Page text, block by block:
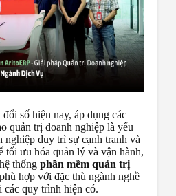
số hiện nay, áp dụng các
quản trị doanh nghiệp là yếu
nghiệp duy trì sự cạnh tranh và
tối ưu hóa quản lý và vận hành,
thống phần mềm quản trị
hợp với đặc thù ngành nghề
các quy trình hiện có.